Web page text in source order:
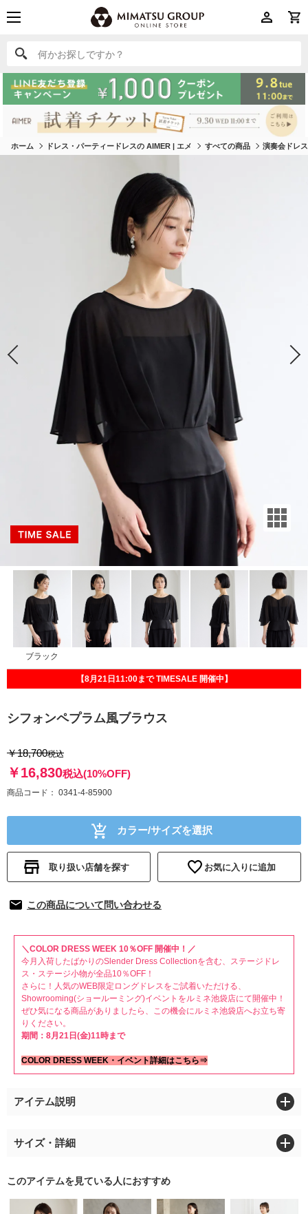
何かお探しですか？
何かお探しですか？
ホーム ドレス・パーティードレスの AIMER | エメ すべての商品 演奏会ドレス
ブラック
シフォンペプラム風ブラウス
【8月21日11:00まで TIMESALE 開催中】
￥18,700税込
￥16,830税込(10%OFF)
商品コード 0341-4-85900
カラー/サイズを選択
取り扱い店舗を探す お気に入りに追加
この商品について問い合わせる
＼COLOR DRESS WEEK 10％OFF 開催中！／
今月入荷したばかりのSlender Dress Collectionを含む、ステージドレ
ス・ステージ小物が全品10％OFF！
さらに！人気のWEB限定ロングドレスをご試着いただける、
Showrooming(ショールーミング)イベントをルミネ池袋店にて開催中！
ぜひ気になる商品がありましたら、この機会にルミネ池袋店へお立ち寄
りください。
期間：8月21日(金)11時まで
COLOR DRESS WEEK・イベント詳細はこちら⇒
アイテム説明
サイズ・詳細
このアイテムを見ている人におすすめ